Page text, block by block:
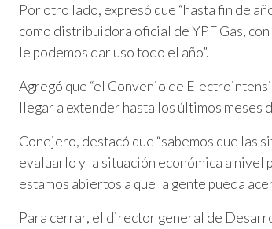
Por otro lado, expresó que “hasta fin de
como distribuidora oficial de YPF Gas,
le podemos dar uso todo el año”.
Agregó que “el Convenio de
llegar a extender hasta los últimos meses
Conejero, destacó que “sabemos que las
evaluarlo y la situación económica a nivel
estamos abiertos a que la gente pueda
Para cerrar, el director general de